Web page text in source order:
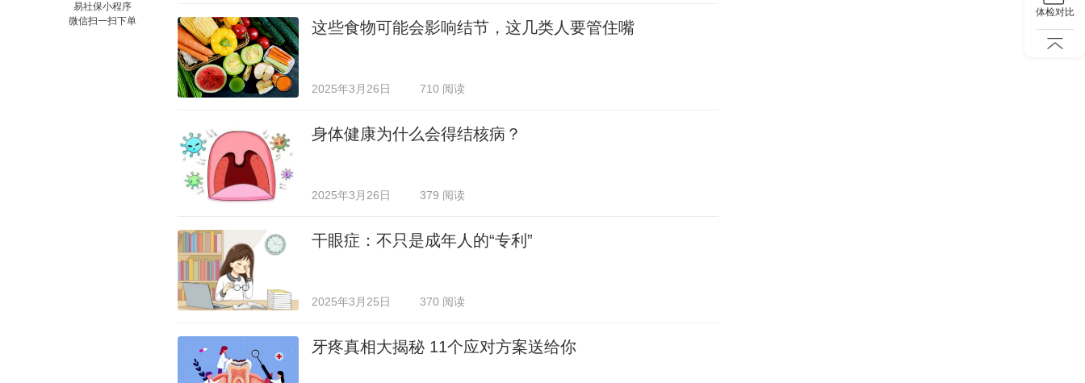
体检对比
易社保小程序
微信扫一扫下单
这些食物可能会影响结节，这几类人要管住嘴
2025年3月26日 710 阅读
身体健康为什么会得结核病？
2025年3月26日 379 阅读
干眼症：不只是成年人的“专利”
2025年3月25日 370 阅读
牙疼真相大揭秘 11个应对方案送给你